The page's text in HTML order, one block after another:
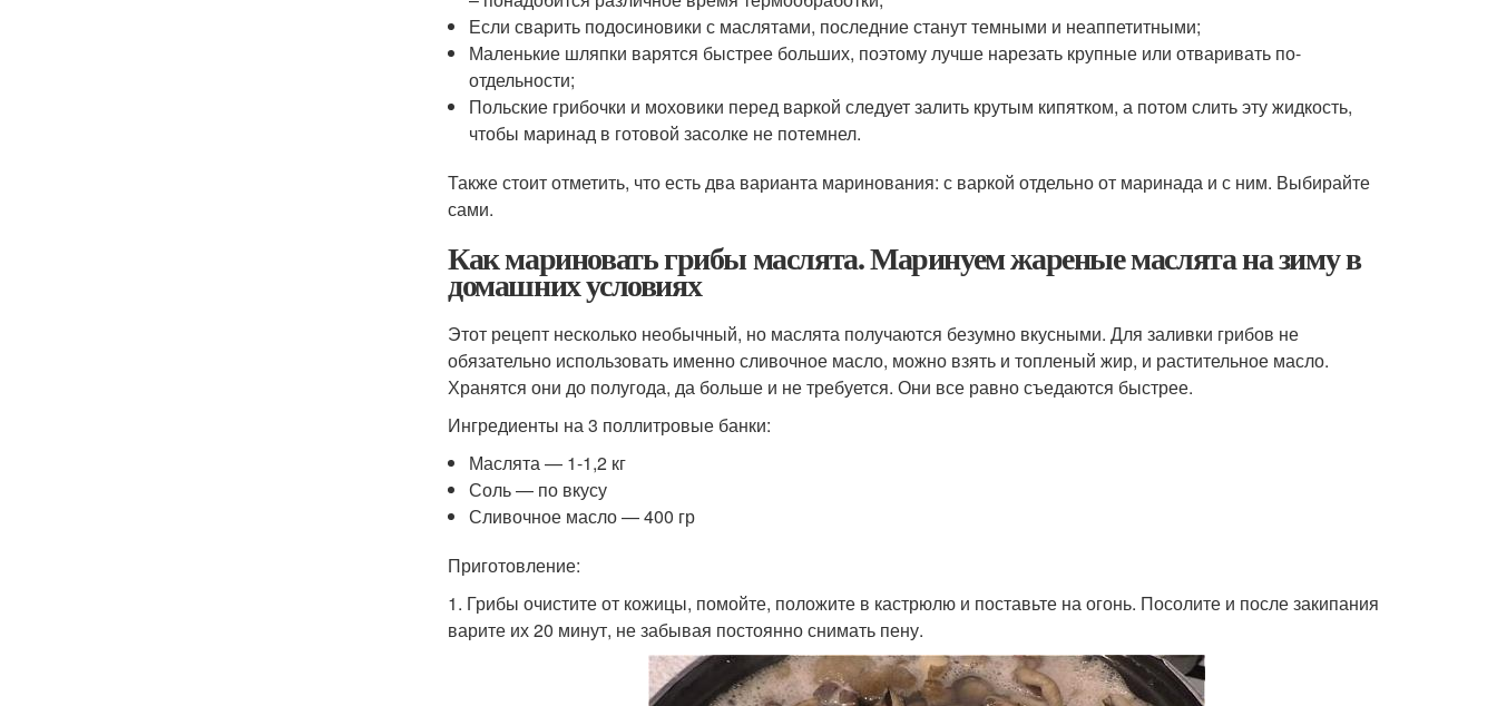
Если сварить подосиновики с маслятами, последние станут темными и неаппетитными;
Маленькие шляпки варятся быстрее больших, поэтому лучше нарезать крупные или отваривать по-
отдельности;
Польские грибочки и моховики перед варкой следует залить крутым кипятком, а потом слить эту жидкость,
чтобы маринад в готовой засолке не потемнел.
Также стоит отметить, что есть два варианта маринования: с варкой отдельно от маринада и с ним. Выбирайте
сами.
Как мариновать грибы маслята. Маринуем жареные маслята на зиму в
домашних условиях
Этот рецепт несколько необычный, но маслята получаются безумно вкусными. Для заливки грибов не
обязательно использовать именно сливочное масло, можно взять и топленый жир, и растительное масло.
Хранятся они до полугода, да больше и не требуется. Они все равно съедаются быстрее.
Ингредиенты на 3 поллитровые банки:
Маслята — 1-1,2 кг
Соль — по вкусу
Сливочное масло — 400 гр
Приготовление:
1. Грибы очистите от кожицы, помойте, положите в кастрюлю и поставьте на огонь. Посолите и после закипания
варите их 20 минут, не забывая постоянно снимать пену.